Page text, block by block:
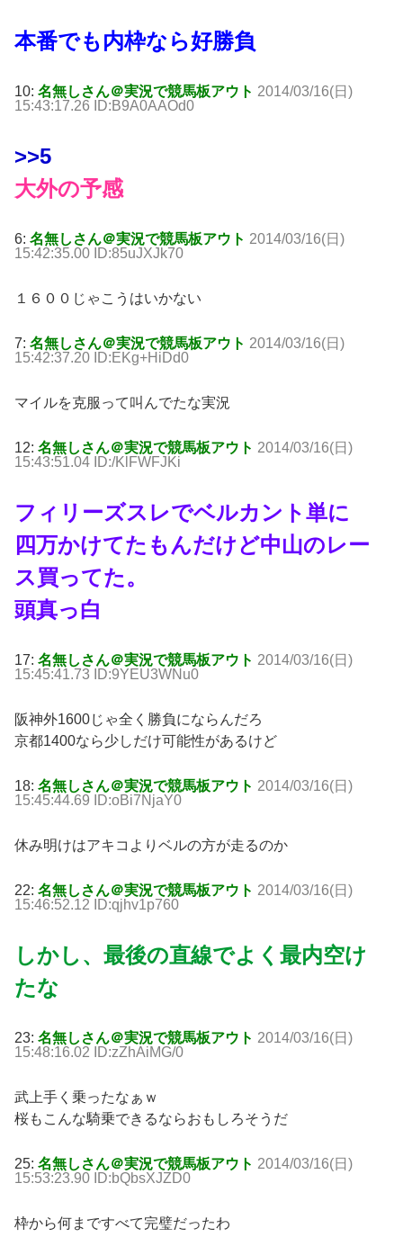
本番でも内枠なら好勝負
10: 名無しさん＠実況で競馬板アウト 2014/03/16(日)
15:43:17.26 ID:B9A0AAOd0
>>5
大外の予感
6: 名無しさん＠実況で競馬板アウト 2014/03/16(日)
15:42:35.00 ID:85uJXJk70
１６００じゃこうはいかない
7: 名無しさん＠実況で競馬板アウト 2014/03/16(日)
15:42:37.20 ID:EKg+HiDd0
マイルを克服って叫んでたな実況
12: 名無しさん＠実況で競馬板アウト 2014/03/16(日)
15:43:51.04 ID:/KlFWFJKi
フィリーズスレでベルカント単に
四万かけてたもんだけど中山のレー
ス買ってた。
頭真っ白
17: 名無しさん＠実況で競馬板アウト 2014/03/16(日)
15:45:41.73 ID:9YEU3WNu0
阪神外1600じゃ全く勝負にならんだろ
京都1400なら少しだけ可能性があるけど
18: 名無しさん＠実況で競馬板アウト 2014/03/16(日)
15:45:44.69 ID:oBi7NjaY0
休み明けはアキコよりベルの方が走るのか
22: 名無しさん＠実況で競馬板アウト 2014/03/16(日)
15:46:52.12 ID:qjhv1p760
しかし、最後の直線でよく最内空け
たな
23: 名無しさん＠実況で競馬板アウト 2014/03/16(日)
15:48:16.02 ID:zZhAiMG/0
武上手く乗ったなぁｗ
桜もこんな騎乗できるならおもしろそうだ
25: 名無しさん＠実況で競馬板アウト 2014/03/16(日)
15:53:23.90 ID:bQbsXJZD0
枠から何まですべて完璧だったわ